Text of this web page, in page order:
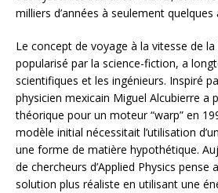
milliers d’années à seulement quelques
Le concept de voyage à la vitesse de
popularisé par la science-fiction, a
scientifiques et les ingénieurs. Inspiré
physicien mexicain Miguel Alcubierre a
théorique pour un moteur “warp” en
modèle initial nécessitait l’utilisation
une forme de matière hypothétique.
de chercheurs d’Applied Physics pense
solution plus réaliste en utilisant une